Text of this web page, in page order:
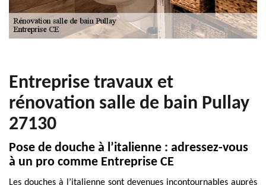
Entreprise travaux et
rénovation salle de bain Pullay
27130
Pose de douche à l’italienne : adressez-vous
à un pro comme Entreprise CE
Les douches à l’italienne sont devenues incontournables auprès